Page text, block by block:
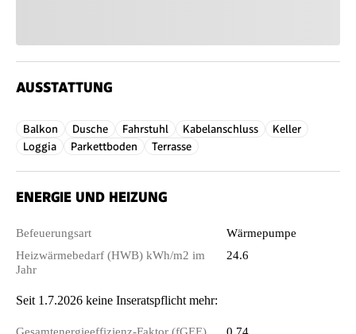
AUSSTATTUNG
Balkon Dusche Fahrstuhl Kabelanschluss
Keller
Loggia
Parkettboden Terrasse
ENERGIE UND HEIZUNG
Befeuerungsart
Wärmepumpe
Heizwärmebedarf (HWB) kWh/m2 im
Jahr
24.6
Seit 1.7.2026 keine Inseratspflicht mehr:
Gesamtenergieeffizienz-Faktor (fGEE) 0.74